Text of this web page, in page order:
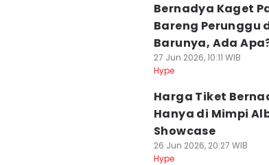
Bernadya Kaget
Bareng Perunggu
Barunya, Ada
27 Jun 2026, 10:11 WIB
Hype
Harga Tiket
Hanya di Mimpi
Showcase
26 Jun 2026, 20:27 WIB
Hype